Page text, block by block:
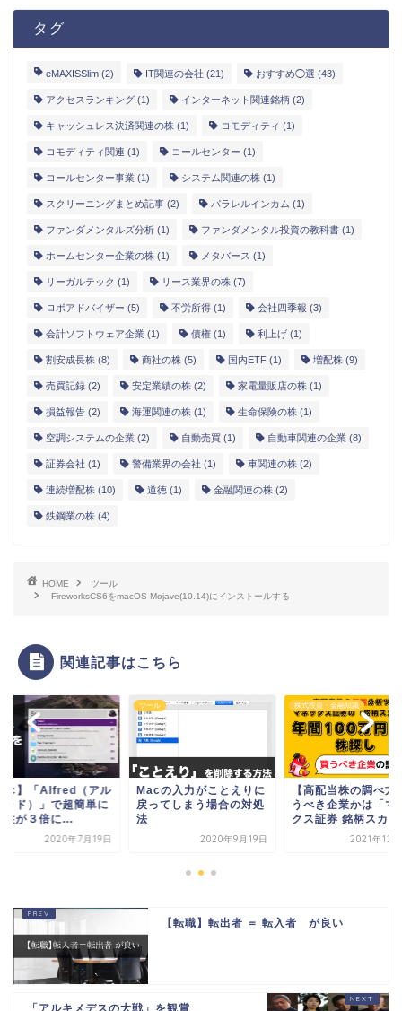
タグ
eMAXISSlim (2) IT関連の会社 (21) おすすめ◯選 (43)
アクセスランキング (1) インターネット関連銘柄 (2)
キャッシュレス決済関連の株 (1) コモディティ (1)
コモディティ関連 (1) コールセンター (1)
コールセンター事業 (1) システム関連の株 (1)
スクリーニングまとめ記事 (2) パラレルインカム (1)
ファンダメンタルズ分析 (1) ファンダメンタル投資の教科書 (1)
ホームセンター企業の株 (1) メタバース (1)
リーガルテック (1) リース業界の株 (7)
ロボアドバイザー (5) 不労所得 (1) 会社四季報 (3)
会計ソフトウェア企業 (1) 債権 (1) 利上げ (1)
割安成長株 (8) 商社の株 (5) 国内ETF (1) 増配株 (9)
売買記録 (2) 安定業績の株 (2) 家電量販店の株 (1)
損益報告 (2) 海運関連の株 (1) 生命保険の株 (1)
空調システムの企業 (2) 自動売買 (1) 自動車関連の企業 (8)
証券会社 (1) 警備業界の会社 (1) 車関連の株 (2)
連続増配株 (10) 道徳 (1) 金融関連の株 (2)
鉄鋼業の株 (4)
HOME
ツール
FireworksCS6をmacOS Mojave(10.14)にインストールする
関連記事はこちら
】「Alfred（アル
ッド）」で超簡単に
性が３倍に...
2020年7月19日
ツール
Macの入力がことえりに
戻ってしまう場合の対処
法
2020年9月19日
株式投資・金融知識
【高配当株の調べ方
うべき企業かは「マ
クス証券 銘柄スカ
2021年12
【転職】転出者 ＝ 転入者 が良い